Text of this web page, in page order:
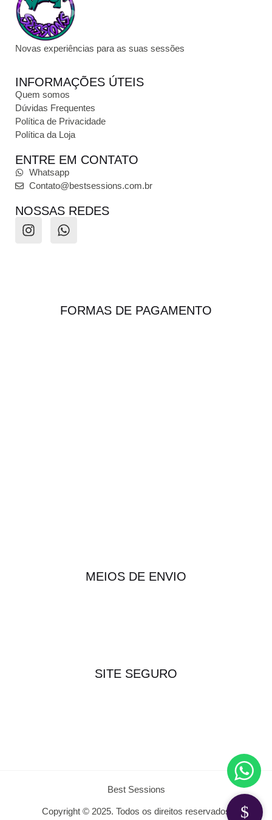
Novas experiências para as suas sessões
INFORMAÇÕES ÚTEIS
Quem somos
Dúvidas Frequentes
Política de Privacidade
Política da Loja
ENTRE EM CONTATO
Whatsapp
Contato@bestsessions.com.br
NOSSAS REDES
FORMAS DE PAGAMENTO
MEIOS DE ENVIO
SITE SEGURO
Best Sessions
Copyright © 2025. Todos os direitos reservados